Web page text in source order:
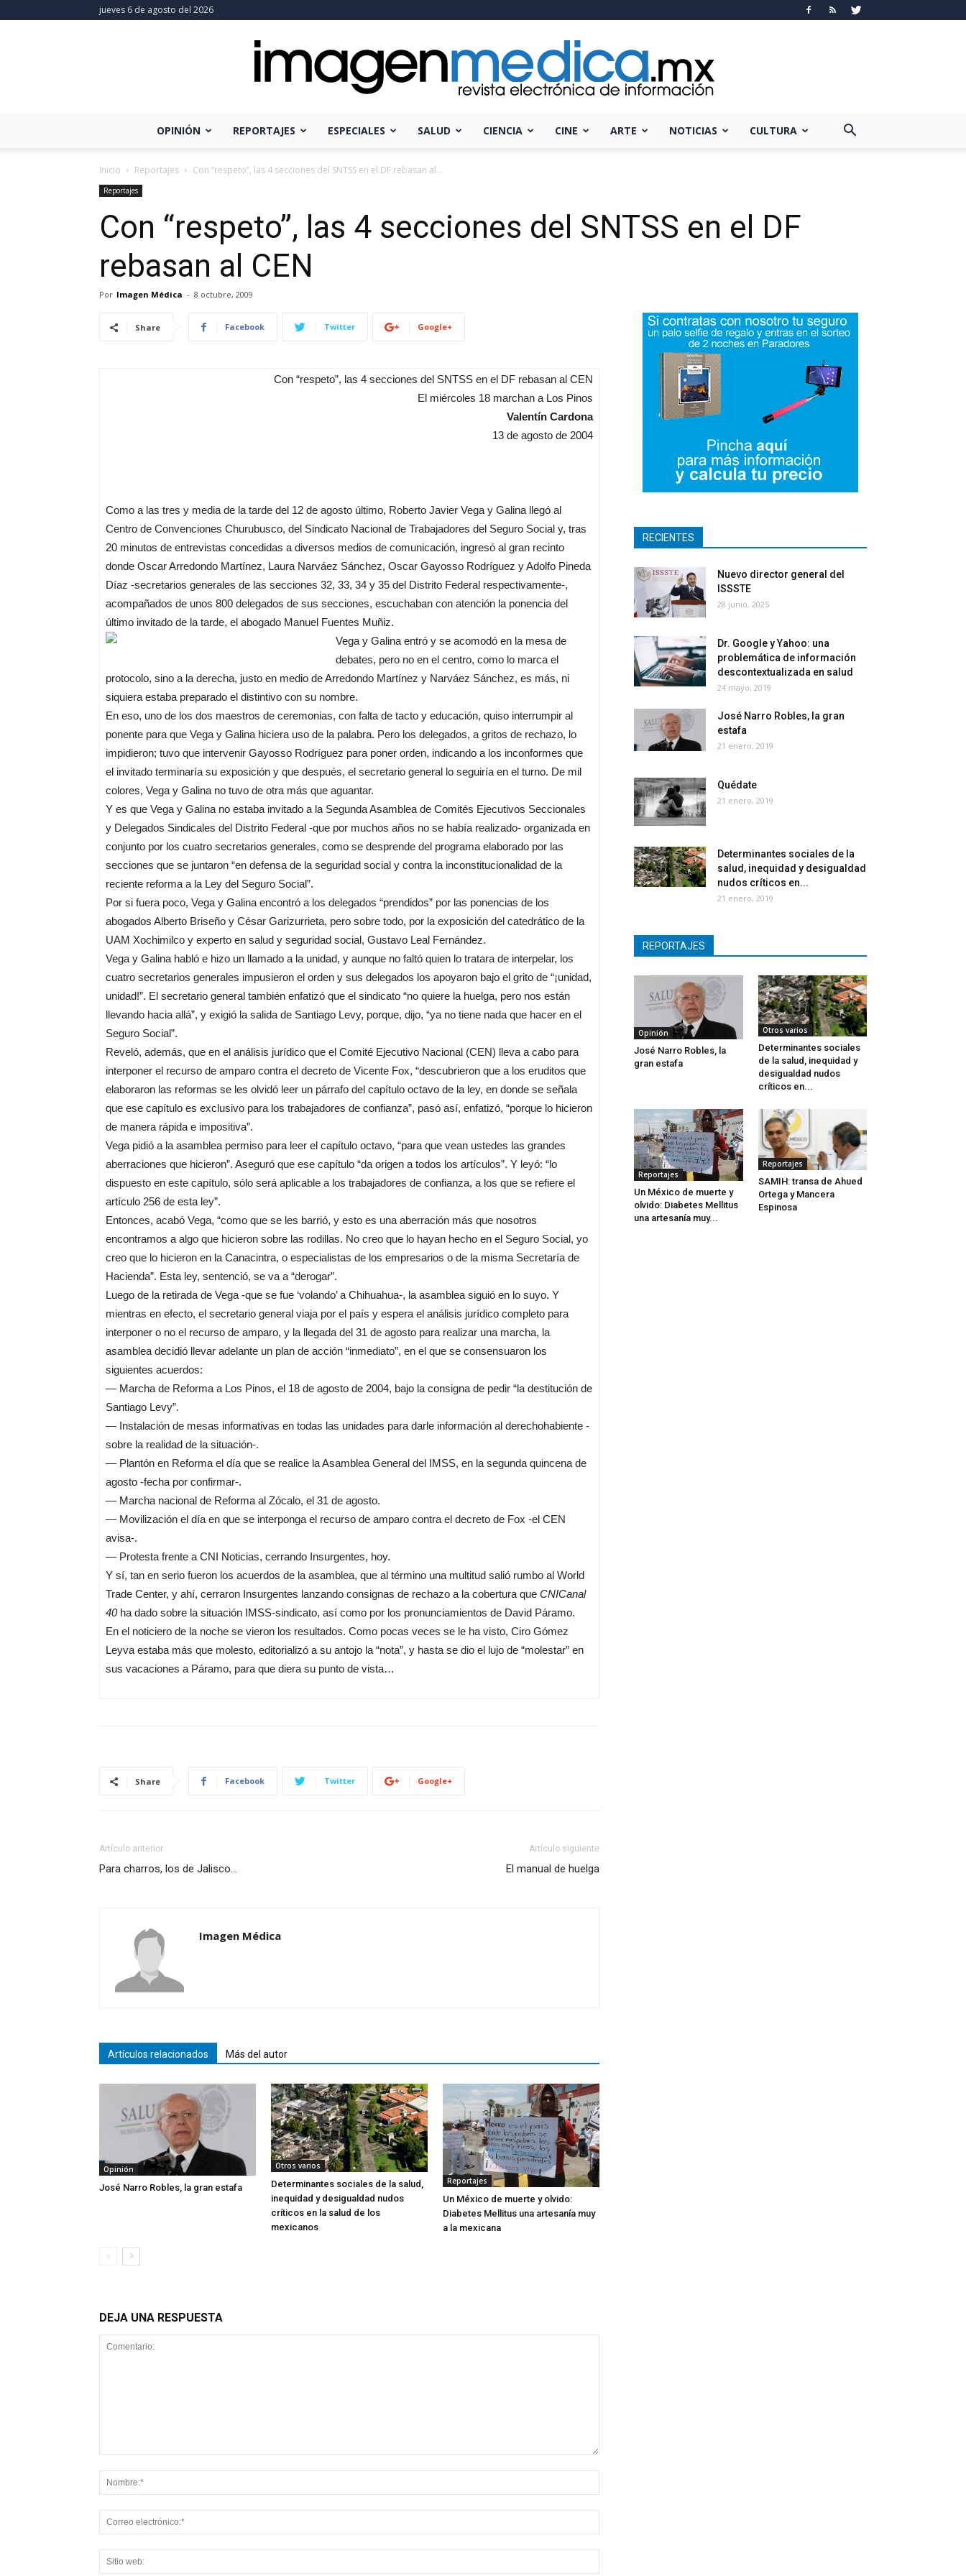
jueves 6 de agosto del 2026
OPINIÓN REPORTAJES ESPECIALES SALUD CIENCIA CINE ARTE NOTICIAS CULTURA
Inicio Reportajes Con “respeto”, las 4 secciones del SNTSS en el DF rebasan al...
Reportajes
Con “respeto”, las 4 secciones del SNTSS en el DF
rebasan al CEN
Por Imagen Médica - 8 octubre, 2009
Share Facebook Twitter Google+
Con “respeto”, las 4 secciones del SNTSS en el DF rebasan al CEN
El miércoles 18 marchan a Los Pinos
Valentín Cardona
13 de agosto de 2004
Como a las tres y media de la tarde del 12 de agosto último, Roberto Javier Vega y Galina llegó al
Centro de Convenciones Churubusco, del Sindicato Nacional de Trabajadores del Seguro Social y, tras
20 minutos de entrevistas concedidas a diversos medios de comunicación, ingresó al gran recinto
donde Oscar Arredondo Martínez, Laura Narváez Sánchez, Oscar Gayosso Rodríguez y Adolfo Pineda
Díaz -secretarios generales de las secciones 32, 33, 34 y 35 del Distrito Federal respectivamente-,
acompañados de unos 800 delegados de sus secciones, escuchaban con atención la ponencia del
último invitado de la tarde, el abogado Manuel Fuentes Muñiz.
Vega y Galina entró y se acomodó en la mesa de
debates, pero no en el centro, como lo marca el
protocolo, sino a la derecha, justo en medio de Arredondo Martínez y Narváez Sánchez, es más, ni
siquiera estaba preparado el distintivo con su nombre.
En eso, uno de los dos maestros de ceremonias, con falta de tacto y educación, quiso interrumpir al
ponente para que Vega y Galina hiciera uso de la palabra. Pero los delegados, a gritos de rechazo, lo
impidieron; tuvo que intervenir Gayosso Rodríguez para poner orden, indicando a los inconformes que
el invitado terminaría su exposición y que después, el secretario general lo seguiría en el turno. De mil
colores, Vega y Galina no tuvo de otra más que aguantar.
Y es que Vega y Galina no estaba invitado a la Segunda Asamblea de Comités Ejecutivos Seccionales
y Delegados Sindicales del Distrito Federal -que por muchos años no se había realizado- organizada en
conjunto por los cuatro secretarios generales, como se desprende del programa elaborado por las
secciones que se juntaron “en defensa de la seguridad social y contra la inconstitucionalidad de la
reciente reforma a la Ley del Seguro Social”.
Por si fuera poco, Vega y Galina encontró a los delegados “prendidos” por las ponencias de los
abogados Alberto Briseño y César Garizurrieta, pero sobre todo, por la exposición del catedrático de la
UAM Xochimilco y experto en salud y seguridad social, Gustavo Leal Fernández.
Vega y Galina habló e hizo un llamado a la unidad, y aunque no faltó quien lo tratara de interpelar, los
cuatro secretarios generales impusieron el orden y sus delegados los apoyaron bajo el grito de “¡unidad,
unidad!”. El secretario general también enfatizó que el sindicato “no quiere la huelga, pero nos están
llevando hacia allá”, y exigió la salida de Santiago Levy, porque, dijo, “ya no tiene nada que hacer en el
Seguro Social”.
Reveló, además, que en el análisis jurídico que el Comité Ejecutivo Nacional (CEN) lleva a cabo para
interponer el recurso de amparo contra el decreto de Vicente Fox, “descubrieron que a los eruditos que
elaboraron las reformas se les olvidó leer un párrafo del capítulo octavo de la ley, en donde se señala
que ese capítulo es exclusivo para los trabajadores de confianza”, pasó así, enfatizó, “porque lo hicieron
de manera rápida e impositiva”.
Vega pidió a la asamblea permiso para leer el capítulo octavo, “para que vean ustedes las grandes
aberraciones que hicieron”. Aseguró que ese capítulo “da origen a todos los artículos”. Y leyó: “lo
dispuesto en este capítulo, sólo será aplicable a los trabajadores de confianza, a los que se refiere el
artículo 256 de esta ley”.
Entonces, acabó Vega, “como que se les barrió, y esto es una aberración más que nosotros
encontramos a algo que hicieron sobre las rodillas. No creo que lo hayan hecho en el Seguro Social, yo
creo que lo hicieron en la Canacintra, o especialistas de los empresarios o de la misma Secretaría de
Hacienda”. Esta ley, sentenció, se va a “derogar”.
Luego de la retirada de Vega -que se fue ‘volando’ a Chihuahua-, la asamblea siguió en lo suyo. Y
mientras en efecto, el secretario general viaja por el país y espera el análisis jurídico completo para
interponer o no el recurso de amparo, y la llegada del 31 de agosto para realizar una marcha, la
asamblea decidió llevar adelante un plan de acción “inmediato”, en el que se consensuaron los
siguientes acuerdos:
— Marcha de Reforma a Los Pinos, el 18 de agosto de 2004, bajo la consigna de pedir “la destitución de
Santiago Levy”.
— Instalación de mesas informativas en todas las unidades para darle información al derechohabiente -
sobre la realidad de la situación-.
— Plantón en Reforma el día que se realice la Asamblea General del IMSS, en la segunda quincena de
agosto -fecha por confirmar-.
— Marcha nacional de Reforma al Zócalo, el 31 de agosto.
— Movilización el día en que se interponga el recurso de amparo contra el decreto de Fox -el CEN
avisa-.
— Protesta frente a CNI Noticias, cerrando Insurgentes, hoy.
Y sí, tan en serio fueron los acuerdos de la asamblea, que al término una multitud salió rumbo al World
Trade Center, y ahí, cerraron Insurgentes lanzando consignas de rechazo a la cobertura que CNICanal
40ha dado sobre la situación IMSS-sindicato, así como por los pronunciamientos de David Páramo.
En el noticiero de la noche se vieron los resultados. Como pocas veces se le ha visto, Ciro Gómez
Leyva estaba más que molesto, editorializó a su antojo la “nota”, y hasta se dio el lujo de “molestar” en
sus vacaciones a Páramo, para que diera su punto de vista…
Share Facebook Twitter Google+
Artículo anterior
Para charros, los de Jalisco…
Artículo siguiente
El manual de huelga
Imagen Médica
Artículos relacionados Más del autor
Opinión
José Narro Robles, la gran estafa
Otros varios
Determinantes sociales de la salud,
inequidad y desigualdad nudos
críticos en la salud de los
mexicanos
Reportajes
Un México de muerte y olvido:
Diabetes Mellitus una artesanía muy
a la mexicana
DEJA UNA RESPUESTA
RECIENTES
Nuevo director general del
ISSSTE
28 junio, 2025
Dr. Google y Yahoo: una
problemática de información
descontextualizada en salud
24 mayo, 2019
José Narro Robles, la gran
estafa
21 enero, 2019
Quédate
21 enero, 2019
Determinantes sociales de la
salud, inequidad y desigualdad
nudos críticos en...
21 enero, 2019
REPORTAJES
Opinión
José Narro Robles, la
gran estafa
Otros varios
Determinantes sociales
de la salud, inequidad y
desigualdad nudos
críticos en...
Reportajes
Un México de muerte y
olvido: Diabetes Mellitus
una artesanía muy...
Reportajes
SAMIH: transa de Ahued
Ortega y Mancera
Espinosa